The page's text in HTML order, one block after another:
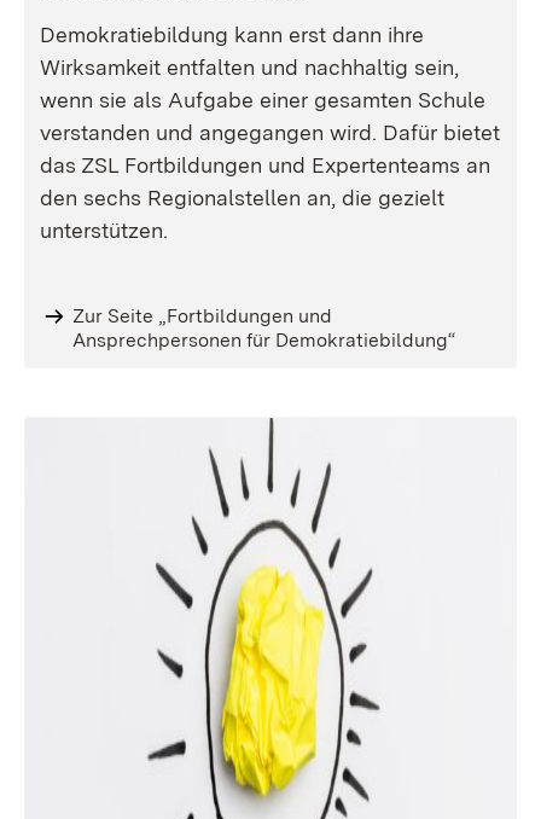
Demokratiebildung kann erst dann ihre
Wirksamkeit entfalten und nachhaltig sein,
wenn sie als Aufgabe einer gesamten Schule
verstanden und angegangen wird. Dafür bietet
das ZSL Fortbildungen und Expertenteams an
den sechs Regionalstellen an, die gezielt
unterstützen.
Zur Seite „Fortbildungen und
Ansprechpersonen für Demokratiebildung“